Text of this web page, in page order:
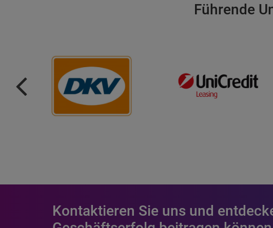
Führende
Kontaktieren Sie uns und